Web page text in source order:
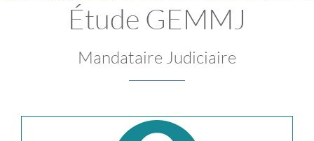
Étude GEMMJ
Mandataire Judiciaire